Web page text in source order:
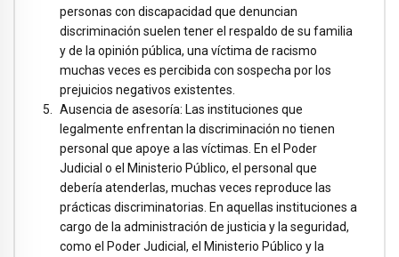
personas con discapacidad que denuncian
discriminación suelen tener el respaldo de su familia
y de la opinión pública, una víctima de racismo
muchas veces es percibida con sospecha por los
prejuicios negativos existentes.
Ausencia de asesoría: Las instituciones que
legalmente enfrentan la discriminación no tienen
personal que apoye a las víctimas. En el Poder
Judicial o el Ministerio Público, el personal que
debería atenderlas, muchas veces reproduce las
prácticas discriminatorias. En aquellas instituciones a
cargo de la administración de justicia y la seguridad,
como el Poder Judicial, el Ministerio Público y la